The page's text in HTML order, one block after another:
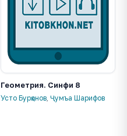
Геометрия. Синфи 8
Усто Бурҳонов, Ҷумъа Шарифов